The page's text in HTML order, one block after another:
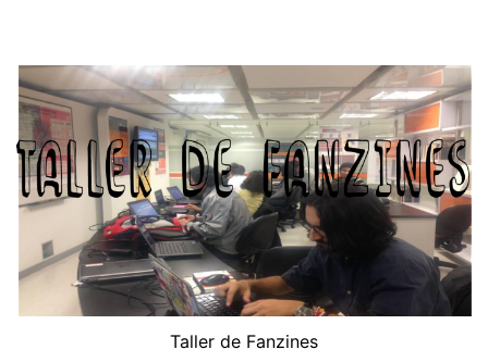
Taller de Fanzines